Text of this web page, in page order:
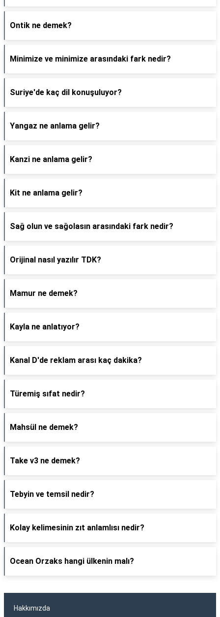
Ontik ne demek?
Minimize ve minimize arasındaki fark nedir?
Suriye'de kaç dil konuşuluyor?
Yangaz ne anlama gelir?
Kanzi ne anlama gelir?
Kit ne anlama gelir?
Sağ olun ve sağolasın arasındaki fark nedir?
Orijinal nasıl yazılır TDK?
Mamur ne demek?
Kayla ne anlatıyor?
Kanal D'de reklam arası kaç dakika?
Türemiş sıfat nedir?
Mahsül ne demek?
Take v3 ne demek?
Tebyin ve temsil nedir?
Kolay kelimesinin zıt anlamlısı nedir?
Ocean Orzaks hangi ülkenin malı?
Hakkımızda